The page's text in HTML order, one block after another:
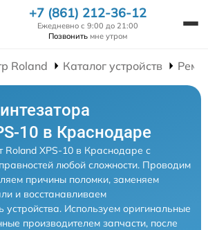
+7 (861) 212-36-12
Ежедневно с 9:00 до 21:00
Позвонить мне утром
Roland Каталог устройств
10 в Краснодаре
Roland XPS-10 в Краснодаре с
любой сложности. Проводим
причины поломки, заменяем
и восстанавливаем
устройства. Используем оригинальные
производителем запчасти, после